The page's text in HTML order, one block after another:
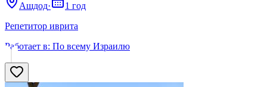
Ашдод·
1 год
Репетитор иврита
Работает в: По всему Израилю